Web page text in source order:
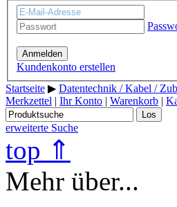
Anmelden
Kundenkonto erstellen
Startseite ▶ Datentechnik / Kabel /
Merkzettel | Ihr Konto | Warenkorb |
Los
erweiterte Suche
top ⇑
Mehr über...